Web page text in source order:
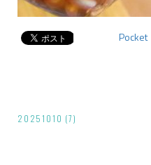
Pocket
投20251010 (7)